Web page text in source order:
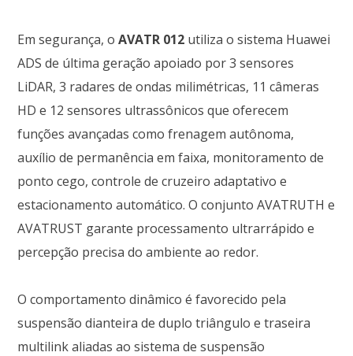
Em segurança, oAVATR 012 utiliza o sistema Huawei
ADS de última geração apoiado por 3 sensores
LiDAR, 3 radares de ondas milimétricas, 11 câmeras
HD e 12 sensores ultrassônicos que oferecem
funções avançadas como frenagem autônoma,
auxílio de permanência em faixa, monitoramento de
ponto cego, controle de cruzeiro adaptativo e
estacionamento automático. O conjunto AVATRUTH e
AVATRUST garante processamento ultrarrápido e
percepção precisa do ambiente ao redor.
O comportamento dinâmico é favorecido pela
suspensão dianteira de duplo triângulo e traseira
multilink aliadas ao sistema de suspensão